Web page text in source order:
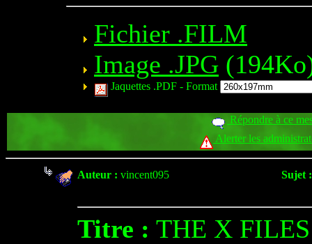
Fichier .FILM
Image .JPG
Jaquettes .PDF - Format
Répondre à ce
Alerter les
Auteur : vincent095 Sujet :
Titre : THE X FILES